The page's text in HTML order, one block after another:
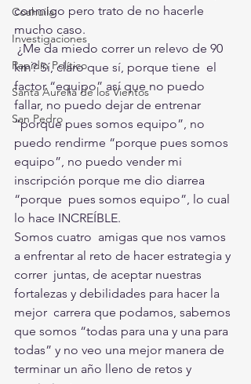
Coahuila
Investigaciones
Rapidín Político
Santa Aurelia de los Vientos
San Pedro
conmigo pero trato de no hacerle
mucho caso.
km? Sí, claro que sí, porque tiene  el
factor “equipo” así que no puedo
fallar, no puedo dejar de entrenar
“porque pues somos equipo”, no
puedo rendirme “porque pues somos
equipo”, no puedo vender mi
inscripción porque me dio diarrea
“porque  pues somos equipo”, lo cual
lo hace INCREÍBLE.
Somos cuatro  amigas que nos vamos
a enfrentar al reto de hacer estrategia y
correr  juntas, de aceptar nuestras
fortalezas y debilidades para hacer la
mejor  carrera que podamos, sabemos
que somos “todas para una y una para
todas” y no veo una mejor manera de
terminar un año lleno de retos y